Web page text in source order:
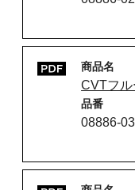
商品名
CVTフ
品番
08886-